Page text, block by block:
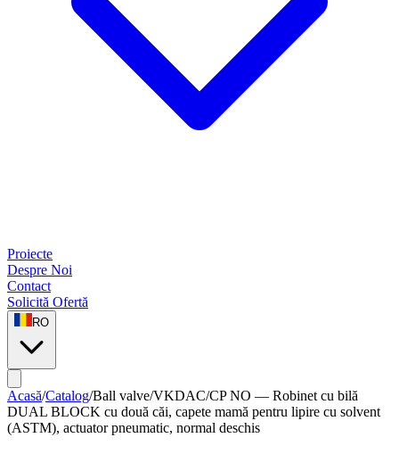
Proiecte
Despre Noi
Contact
Solicită Ofertă
RO
Acasă/Catalog/Ball valve/VKDAC/CP NO — Robinet cu bilă
DUAL BLOCK cu două căi, capete mamă pentru lipire cu solvent
(ASTM), actuator pneumatic, normal deschis